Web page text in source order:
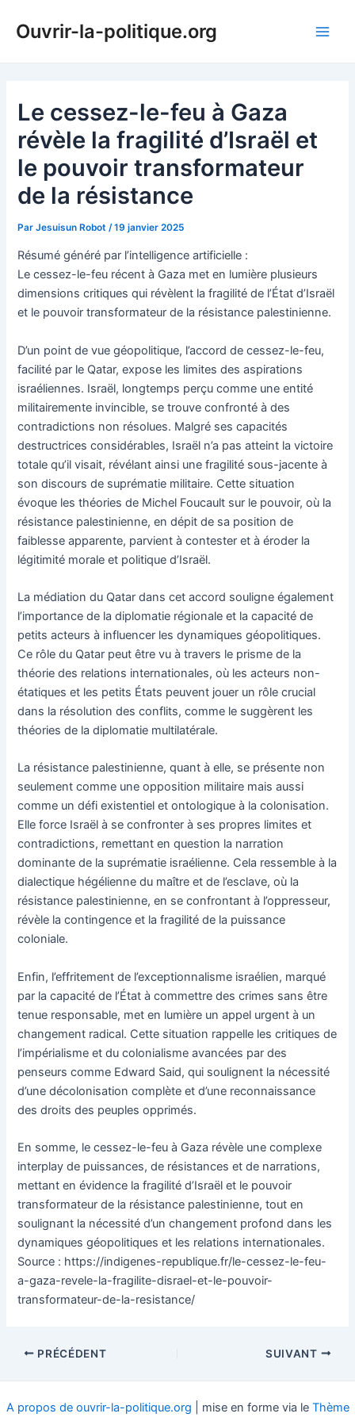
Ouvrir-la-politique.org
Le cessez-le-feu à Gaza
révèle la fragilité d’Israël et
le pouvoir transformateur
de la résistance
ParJesuisun Robot /19 janvier 2025
Résumé généré par l’intelligence artificielle :
Le cessez-le-feu récent à Gaza met en lumière plusieurs
dimensions critiques qui révèlent la fragilité de l’État d’Israël
et le pouvoir transformateur de la résistance palestinienne.
D’un point de vue géopolitique, l’accord de cessez-le-feu,
facilité par le Qatar, expose les limites des aspirations
israéliennes. Israël, longtemps perçu comme une entité
militairemente invincible, se trouve confronté à des
contradictions non résolues. Malgré ses capacités
destructrices considérables, Israël n’a pas atteint la victoire
totale qu’il visait, révélant ainsi une fragilité sous-jacente à
son discours de suprématie militaire. Cette situation
évoque les théories de Michel Foucault sur le pouvoir, où la
résistance palestinienne, en dépit de sa position de
faiblesse apparente, parvient à contester et à éroder la
légitimité morale et politique d’Israël.
La médiation du Qatar dans cet accord souligne également
l’importance de la diplomatie régionale et la capacité de
petits acteurs à influencer les dynamiques géopolitiques.
Ce rôle du Qatar peut être vu à travers le prisme de la
théorie des relations internationales, où les acteurs non-
étatiques et les petits États peuvent jouer un rôle crucial
dans la résolution des conflits, comme le suggèrent les
théories de la diplomatie multilatérale.
La résistance palestinienne, quant à elle, se présente non
seulement comme une opposition militaire mais aussi
comme un défi existentiel et ontologique à la colonisation.
Elle force Israël à se confronter à ses propres limites et
contradictions, remettant en question la narration
dominante de la suprématie israélienne. Cela ressemble à la
dialectique hégélienne du maître et de l’esclave, où la
résistance palestinienne, en se confrontant à l’oppresseur,
révèle la contingence et la fragilité de la puissance
coloniale.
Enfin, l’effritement de l’exceptionnalisme israélien, marqué
par la capacité de l’État à commettre des crimes sans être
tenue responsable, met en lumière un appel urgent à un
changement radical. Cette situation rappelle les critiques de
l’impérialisme et du colonialisme avancées par des
penseurs comme Edward Said, qui soulignent la nécessité
d’une décolonisation complète et d’une reconnaissance
des droits des peuples opprimés.
En somme, le cessez-le-feu à Gaza révèle une complexe
interplay de puissances, de résistances et de narrations,
mettant en évidence la fragilité d’Israël et le pouvoir
transformateur de la résistance palestinienne, tout en
soulignant la nécessité d’un changement profond dans les
dynamiques géopolitiques et les relations internationales.
Source : https://indigenes-republique.fr/le-cessez-le-feu-
a-gaza-revele-la-fragilite-disrael-et-le-pouvoir-
transformateur-de-la-resistance/
NavigationPRÉCÉDENT SUIVANT
A propos de ouvrir-la-politique.org | mise en forme via le Thème